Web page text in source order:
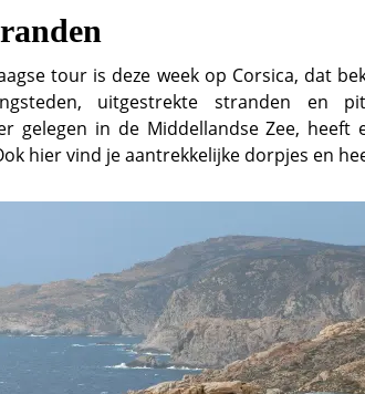
tour is deze week op Corsica, dat
uitgestrekte stranden en
gelegen in de Middellandse Zee,
hier vind je aantrekkelijke dorpjes en